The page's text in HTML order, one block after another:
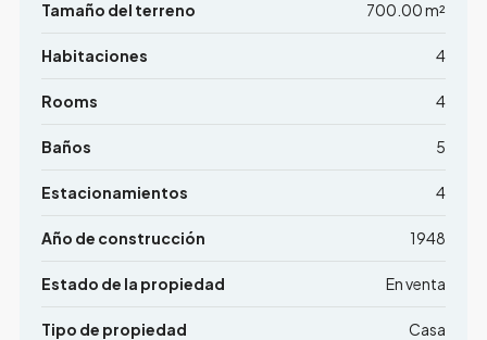
Tamaño del terreno 700.00 m²
Habitaciones 4
Rooms 4
Baños 5
Estacionamientos 4
Año de construcción 1948
Estado de la propiedad En venta
Tipo de propiedad Casa